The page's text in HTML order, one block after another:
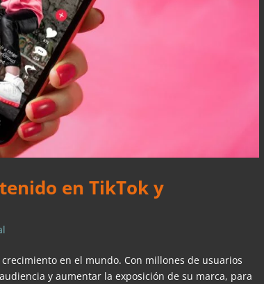
en TikTok y
en el mundo. Con millones de usuarios
y aumentar la exposición de su marca, para